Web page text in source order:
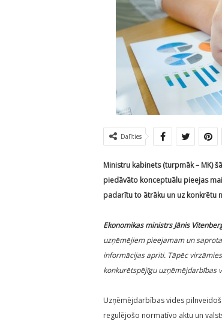
Dalīties
Ministru kabinets (turpmāk – MK)
piedāvāto konceptuālu pieejas
padarītu to ātrāku un uz konkrētu
Ekonomikas ministrs Jānis
uzņēmējiem pieejamam un
informācijas apriti. Tāpēc
konkurētspējīgu uzņēmējdarbības
Uzņēmējdarbības vides
regulējošo normatīvo aktu un